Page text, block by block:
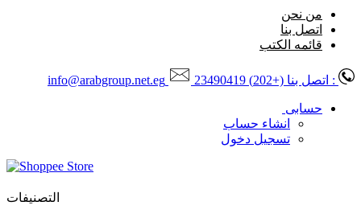
من نحن
اتصل بنا
قائمه الكتب
: اتصل بنا (+202) 23490419
info@arabgroup.net.eg
حسابى
انشاء حساب
تسجيل دخول
التصنيفات